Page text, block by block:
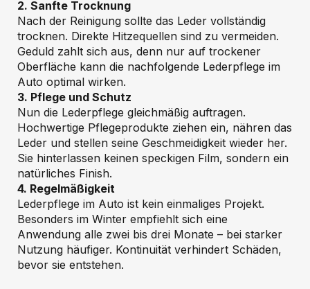
2. Sanfte Trocknung
Nach der Reinigung sollte das Leder vollständig
trocknen. Direkte Hitzequellen sind zu vermeiden.
Geduld zahlt sich aus, denn nur auf trockener
Oberfläche kann die nachfolgende Lederpflege im
Auto optimal wirken.
3. Pflege und Schutz
Nun die Lederpflege gleichmäßig auftragen.
Hochwertige Pflegeprodukte ziehen ein, nähren das
Leder und stellen seine Geschmeidigkeit wieder her.
Sie hinterlassen keinen speckigen Film, sondern ein
natürliches Finish.
4. Regelmäßigkeit
Lederpflege im Auto ist kein einmaliges Projekt.
Besonders im Winter empfiehlt sich eine
Anwendung alle zwei bis drei Monate – bei starker
Nutzung häufiger. Kontinuität verhindert Schäden,
bevor sie entstehen.